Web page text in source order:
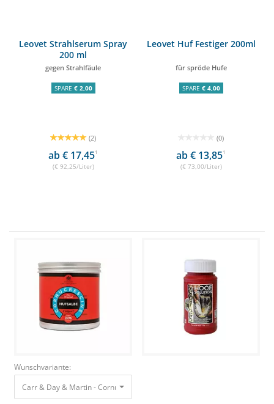
Leovet Strahlserum Spray
200 ml
gegen Strahlfäule
SPARE € 2,00
(2)
ab € 17,451
(€ 92,25/Liter)
Leovet Huf Festiger 200ml
für spröde Hufe
SPARE € 4,00
(0)
ab € 13,851
(€ 73,00/Liter)
Wunschvariante:
Carr & Day & Martin - Cornucrescine Original 250ml Hufsalbe 15,55 €